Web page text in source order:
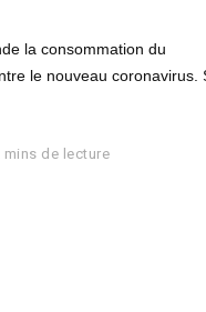
la consommation du
le nouveau coronavirus.
mins de lecture